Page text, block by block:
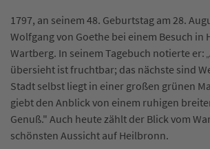
1797, an seinem 48. Geburtstag am 28.
Wolfgang von Goethe bei einem Besuch in
Wartberg. In seinem Tagebuch notierte er:
übersieht ist fruchtbar; das nächste sind
Stadt selbst liegt in einer großen grünen
giebt den Anblick von einem ruhigen
Genuß." Auch heute zählt der Blick vom
schönsten Aussicht auf Heilbronn.